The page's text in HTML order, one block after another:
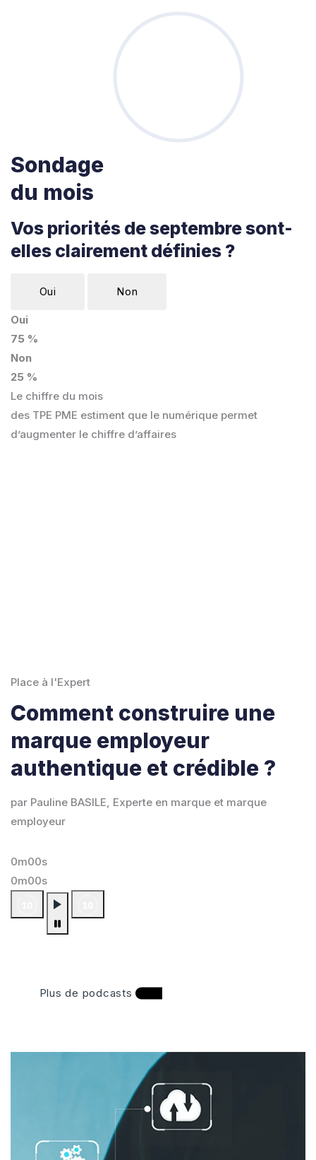
Sondage
du mois
Vos priorités de septembre sont-
elles clairement définies ?
Oui Non
Oui
75 %
Non
25 %
Le chiffre du mois
des TPE PME estiment que le numérique permet
d’augmenter le chiffre d’affaires
Place à l'Expert
Comment construire une
marque employeur
authentique et crédible ?
par Pauline BASILE, Experte en marque et marque
employeur
0m00s
0m00s
Plus de podcasts